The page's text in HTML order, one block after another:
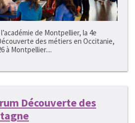
de Montpellier, la 4e
des métiers en Occitanie,
à Montpellier....
Découverte des